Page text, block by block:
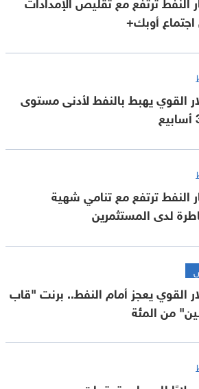
أوبك+
القوي يهبط بالنفط لأدنى مستوى
النفط ترتفع مع تنامي شهية
لدى المستثمرين
القوي يعجز أمام النفط.. برنت "قاب
من المئة